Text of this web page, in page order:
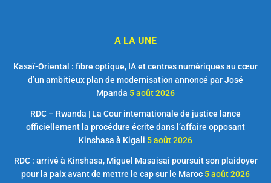
A LA UNE
Kasaï-Oriental : fibre optique, IA et centres numériques au cœur
d’un ambitieux plan de modernisation annoncé par José
Mpanda 5 août 2026
RDC – Rwanda | La Cour internationale de justice lance
officiellement la procédure écrite dans l’affaire opposant
Kinshasa à Kigali 5 août 2026
RDC : arrivé à Kinshasa, Miguel Masaisai poursuit son plaidoyer
pour la paix avant de mettre le cap sur le Maroc 5 août 2026